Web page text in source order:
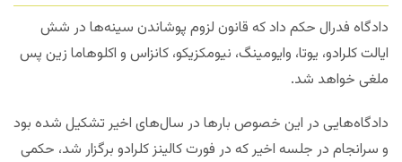
دادگاه فدرال حکم داد که قانون لزوم پوشاندن سینه‌ها در شش
ایالت کلرادو، یوتا، وایومینگ، نیومکزیکو، کانزاس و اکلوهاما زین پس
ملغی خواهد شد.
دادگاه‌هایی در این خصوص بارها در سال‌های اخیر تشکیل شده بود
و سرانجام در جلسه اخیر که در فورت کالینز کلرادو برگزار شد، حکمی